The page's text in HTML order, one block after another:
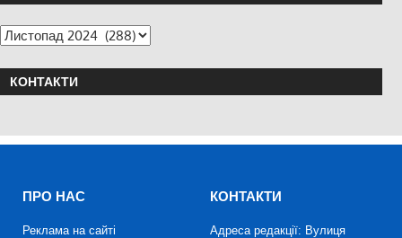
КОНТАКТИ
ПРО НАС
Реклама на сайті
КОНТАКТИ
Адреса редакції: Вулиця